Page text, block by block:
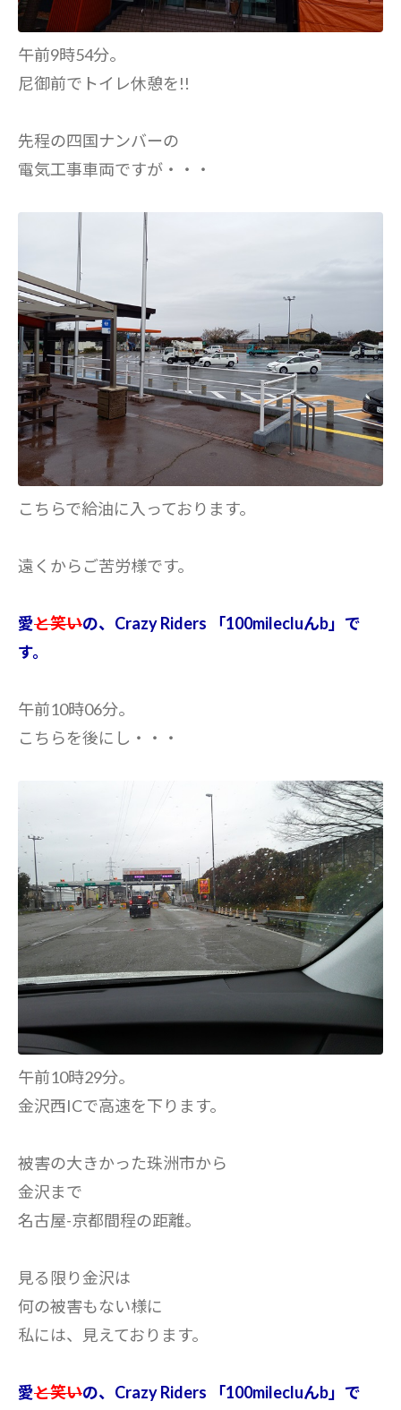
午前9時54分。
尼御前でトイレ休憩を!!
先程の四国ナンバーの
電気工事車両ですが・・・
こちらで給油に入っております。
遠くからご苦労様です。
愛と笑いの、Crazy Riders 「100milecluんb」で
す。
午前10時06分。
こちらを後にし・・・
午前10時29分。
金沢西ICで高速を下ります。
被害の大きかった珠洲市から
金沢まで
名古屋-京都間程の距離。
見る限り金沢は
何の被害もない様に
私には、見えております。
愛と笑いの、Crazy Riders 「100milecluんb」で